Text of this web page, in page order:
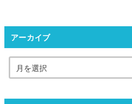
アーカイブ